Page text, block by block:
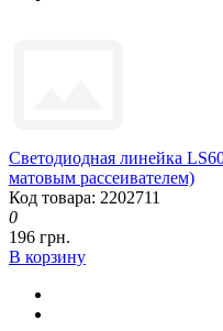
Светодиодная линейка
матовым рассеивателем)
Код товара: 2202711
0
196 грн.
В корзину